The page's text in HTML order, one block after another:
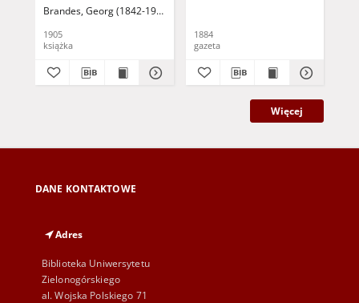
Brandes, Georg (1842-1927)
1905
książka
1884
gazeta
Więcej
DANE KONTAKTOWE
Adres
Biblioteka Uniwersytetu
Zielonogórskiego
al. Wojska Polskiego 71